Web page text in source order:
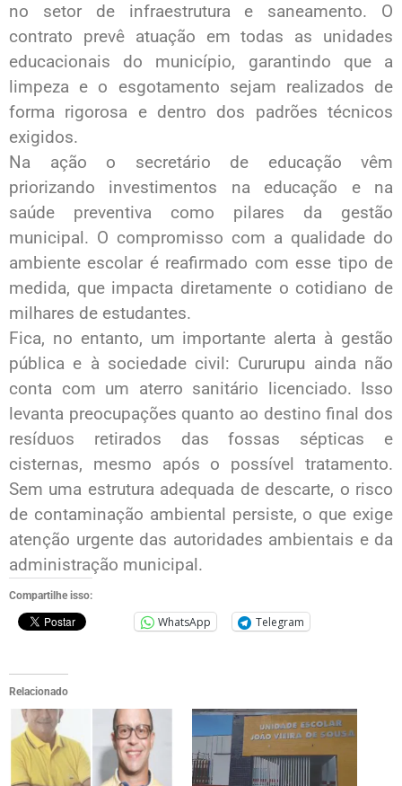
no setor de infraestrutura e saneamento. O
contrato prevê atuação em todas as unidades
educacionais do município, garantindo que a
limpeza e o esgotamento sejam realizados de
forma rigorosa e dentro dos padrões técnicos
exigidos.
Na ação o secretário de educação vêm
priorizando investimentos na educação e na
saúde preventiva como pilares da gestão
municipal. O compromisso com a qualidade do
ambiente escolar é reafirmado com esse tipo de
medida, que impacta diretamente o cotidiano de
milhares de estudantes.
Fica, no entanto, um importante alerta à gestão
pública e à sociedade civil: Cururupu ainda não
conta com um aterro sanitário licenciado. Isso
levanta preocupações quanto ao destino final dos
resíduos retirados das fossas sépticas e
cisternas, mesmo após o possível tratamento.
Sem uma estrutura adequada de descarte, o risco
de contaminação ambiental persiste, o que exige
atenção urgente das autoridades ambientais e da
administração municipal.
Compartilhe isso:
WhatsApp Telegram
Relacionado